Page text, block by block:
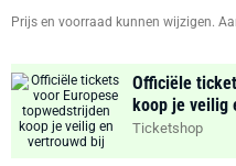
Prijs en voorraad kunnen wijzigen.
Officiële
koop je veilig
Ticketshop